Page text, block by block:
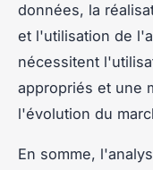
données, la
et l'utilisation de
nécessitent
appropriés et une
l'évolution du
En somme,